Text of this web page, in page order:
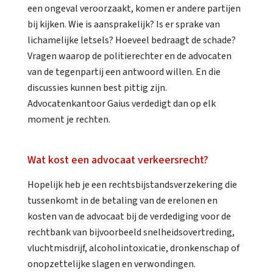
een ongeval veroorzaakt, komen er andere partijen
bij kijken. Wie is aansprakelijk? Is er sprake van
lichamelijke letsels? Hoeveel bedraagt de schade?
Vragen waarop de politierechter en de advocaten
van de tegenpartij een antwoord willen. En die
discussies kunnen best pittig zijn.
Advocatenkantoor Gaius verdedigt dan op elk
moment je rechten.
Wat kost een advocaat verkeersrecht?
Hopelijk heb je een rechtsbijstandsverzekering die
tussenkomt in de betaling van de erelonen en
kosten van de advocaat bij de verdediging voor de
rechtbank van bijvoorbeeld snelheidsovertreding,
vluchtmisdrijf, alcoholintoxicatie, dronkenschap of
onopzettelijke slagen en verwondingen.